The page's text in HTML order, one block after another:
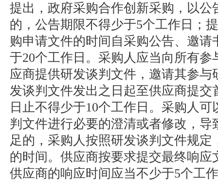
提出，政府采购合作创新采购，以公
的，公告期限不得少于5个工作日；
购申请文件的时间自采购公告、邀请
于20个工作日。采购人应当向所有参
应商提供研发谈判文件，邀请其参与
发谈判文件发出之日起至供应商提交
日止不得少于10个工作日。采购人
判文件进行必要的澄清或者修改，导
足的，采购人按照研发谈判文件规定
的时间。供应商按要求提交最终响应
供应商的响应时间应当不少于5个工